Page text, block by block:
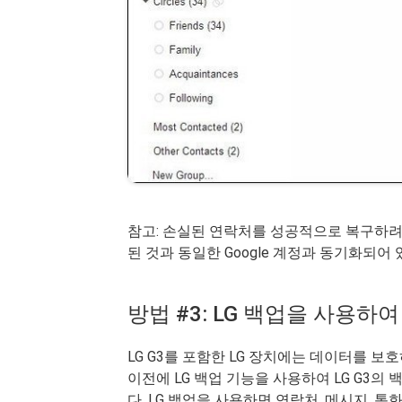
참고: 손실된 연락처를 성공적으로 복구하
된 것과 동일한 Google 계정과 동기화되어
방법 #3: LG 백업을 사용하
LG G3를 포함한 LG 장치에는 데이터를 보
이전에 LG 백업 기능을 사용하여 LG G3의